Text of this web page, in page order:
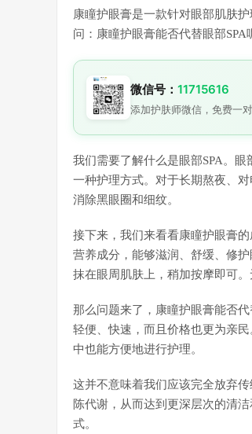
康瞳护眼膏是一款针对眼部肌肤
问：康瞳护眼膏能否代替眼部
微信号： 11715616
添加护肤师微信，免费一
我们需要了解什么是眼部SPA。
一种护理方式。对于长期熬夜、
消除黑眼圈和细纹。
接下来，我们来看看康瞳护眼膏
营养成分，能够滋润、舒缓、修
抹在眼周肌肤上，稍加按摩即可
那么问题来了，康瞳护眼膏能否
轻便、快速，而且价格也更为亲
中也能方便地进行护理。
这并不意味着我们应该完全放弃
陈代谢，从而达到更深层次的清
式。